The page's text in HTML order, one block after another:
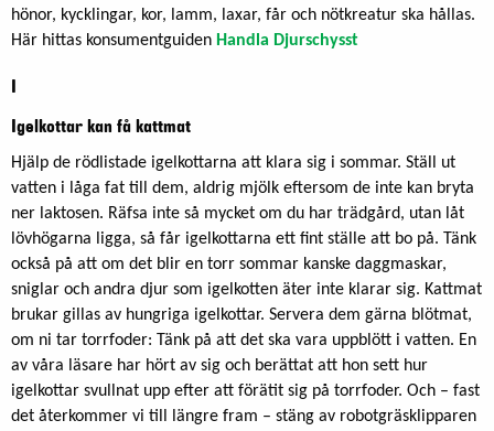
hönor, kycklingar, kor, lamm, laxar, får och nötkreatur ska hållas.
Här hittas konsumentguiden Handla Djurschysst
I
Igelkottar kan få kattmat
Hjälp de rödlistade igelkottarna att klara sig i sommar. Ställ ut
vatten i låga fat till dem, aldrig mjölk eftersom de inte kan bryta
ner laktosen. Räfsa inte så mycket om du har trädgård, utan låt
lövhögarna ligga, så får igelkottarna ett fint ställe att bo på. Tänk
också på att om det blir en torr sommar kanske daggmaskar,
sniglar och andra djur som igelkotten äter inte klarar sig. Kattmat
brukar gillas av hungriga igelkottar. Servera dem gärna blötmat,
om ni tar torrfoder: Tänk på att det ska vara uppblött i vatten. En
av våra läsare har hört av sig och berättat att hon sett hur
igelkottar svullnat upp efter att förätit sig på torrfoder. Och – fast
det återkommer vi till längre fram – stäng av robotgräsklipparen